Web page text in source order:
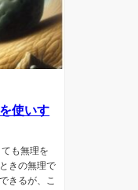
使いす
も無理を
きの無理で
きるが、こ